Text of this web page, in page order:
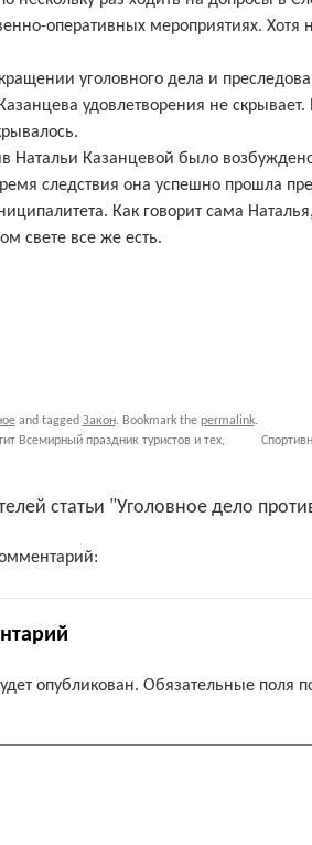
оперативных мероприятиях. Хотя
уголовного дела и
удовлетворения не
Натальи Казанцевой было
следствия она успешно прошла
Как говорит сама
свете все же есть.
and tagged Закон. Bookmark the permalink.
Всемирный праздник туристов и тех,
статьи "Уголовное дело
опубликован. Обязательные поля